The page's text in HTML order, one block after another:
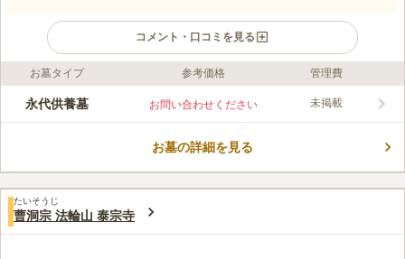
コメント・口コミを見る
口コミ評価
この霊園はまだ誰からも評価されていません。
お墓タイプ 参考価格 管理費
永代供養墓 お問い合わせください 未掲載
お墓の詳細を見る
たいそうじ
曹洞宗 法輪山 泰宗寺